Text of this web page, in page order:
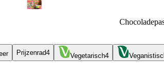
Prijzenrad4 Vegetarisch4